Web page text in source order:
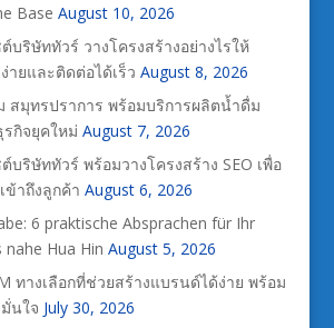
Base August 10, 2026
บริษัททัวร์ วางโครงสร้างอย่างไรให้
ยและติดต่อได้เร็ว August 8, 2026
สมุทรปราการ พร้อมบริการผลิตน้ำดื่ม
กิจยุคใหม่ August 7, 2026
บริษัททัวร์ พร้อมวางโครงสร้าง SEO เพื่อ
ข้าถึงลูกค้า August 6, 2026
6 praktische Absprachen für Ihr
nahe Hua Hin August 5, 2026
ทางเลือกที่ช่วยสร้างแบรนด์ได้ง่าย พร้อม
นใจ July 30, 2026